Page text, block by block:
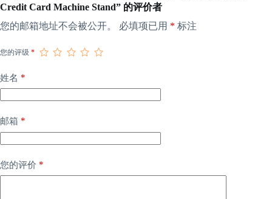
Credit Card Machine Stand” 的评价者
您的邮箱地址不会被公开。
必填项已用 * 标注
您的评级 *
姓名 *
邮箱 *
您的评价 *